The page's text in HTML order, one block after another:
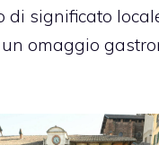
di significato
omaggio